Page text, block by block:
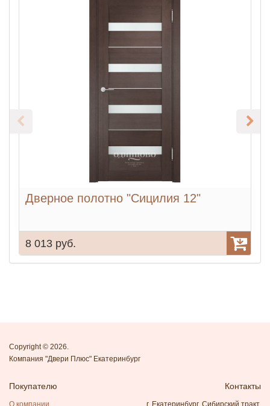
Дверное полотно "Сицилия 12"
8 013 руб.
Copyright © 2026.
Компания "Двери Плюс" Екатеринбург
Покупателю
О компании
Контакты
г. Екатеринбург, Сибирский тракт,